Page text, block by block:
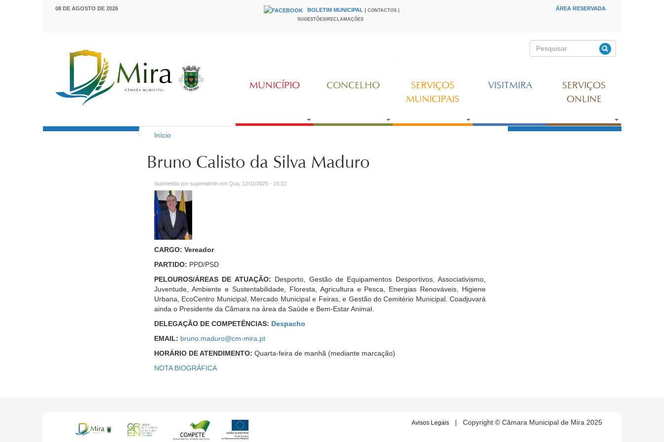
Passar para o conteúdo principal
08 DE AGOSTO DE 2026
HEADER
BOLETIM MUNICIPAL |CONTACTOS |
SUGESTÕES/RECLAMAÇÕES
ÁREA RESERVADA
Formulário de
Pesquisar
MUNICÍPIO CONCELHO
SERVIÇOS
MUNICIPAIS
VISITMIRA
SERVIÇOS
ONLINE
Início
Bruno Calisto da Silva Maduro
Submetido por superadmin em Qua, 12/11/2025 - 15:22
CARGO: Vereador
PARTIDO: PPD/PSD
PELOUROS/ÁREAS DE ATUAÇÃO: Desporto, Gestão de Equipamentos Desportivos, Associativismo,
Juventude, Ambiente e Sustentabilidade, Floresta, Agricultura e Pesca, Energias Renováveis, Higiene
Urbana, EcoCentro Municipal, Mercado Municipal e Feiras, e Gestão do Cemitério Municipal. Coadjuvará
ainda o Presidente da Câmara na área da Saúde e Bem-Estar Animal.
DELEGAÇÃO DE COMPETÊNCIAS: Despacho
EMAIL: bruno.maduro@cm-mira.pt
HORÁRIO DE ATENDIMENTO: Quarta-feira de manhã (mediante marcação)
NOTA BIOGRÁFICA
Avisos Legais | Copyright © Câmara Municipal de Mira 2025